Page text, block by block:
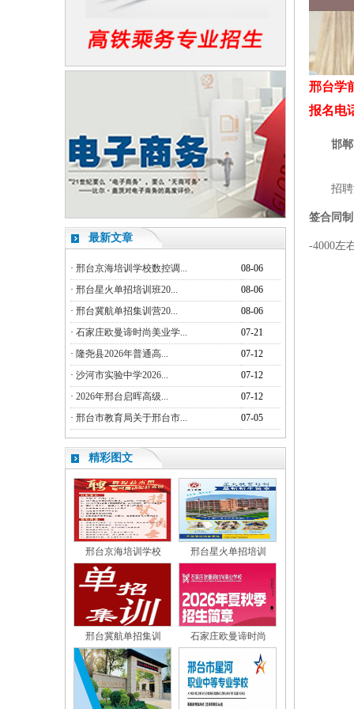
最新文章
· 邢台京海培训学校数控调...
08-06
· 邢台星火单招培训班20...
08-06
· 邢台冀航单招集训营20...
08-06
· 石家庄欧曼谛时尚美业学...
07-21
· 隆尧县2026年普通高...
07-12
· 沙河市实验中学2026...
07-12
· 2026年邢台启晖高级...
07-12
· 邢台市教育局关于邢台市... 07-05
精彩图文
邢台京海培训学校 邢台星火单招培训
邢台冀航单招集训 石家庄欧曼谛时尚
邢台学
报名电
邯
招聘
签合同制
-4000左